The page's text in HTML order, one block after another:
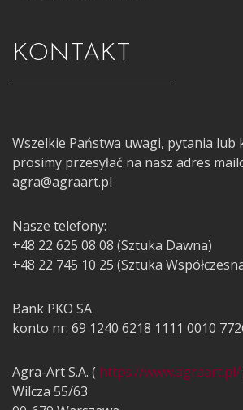
KONTAKT
Wszelkie Państwa uwagi, pytania lub
prosimy przesyłać na nasz adres
agra@agraart.pl
Nasze telefony:
+48 22 625 08 08 (Sztuka Dawna)
+48 22 745 10 25 (Sztuka
Bank PKO SA
konto nr: 69 1240 6218 1111 0010
Agra-Art S.A. ( https://www.agraart.pl/
Wilcza 55/63